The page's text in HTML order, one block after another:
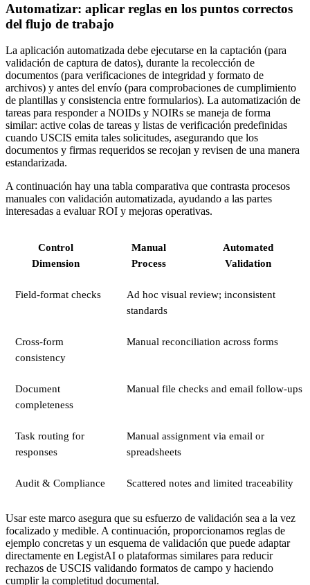
Automatizar: aplicar reglas en los puntos correctos
del flujo de trabajo
La aplicación automatizada debe ejecutarse en la captación (para
validación de captura de datos), durante la recolección de
documentos (para verificaciones de integridad y formato de
archivos) y antes del envío (para comprobaciones de cumplimiento
de plantillas y consistencia entre formularios). La automatización de
tareas para responder a NOIDs y NOIRs se maneja de forma
similar: active colas de tareas y listas de verificación predefinidas
cuando USCIS emita tales solicitudes, asegurando que los
documentos y firmas requeridos se recojan y revisen de una manera
estandarizada.
A continuación hay una tabla comparativa que contrasta procesos
manuales con validación automatizada, ayudando a las partes
interesadas a evaluar ROI y mejoras operativas.
Control
Dimension
Manual
Process
Automated
Validation
Field-format checks
Ad hoc visual review; inconsistent
standards
Cross-form
consistency
Manual reconciliation across forms
Document
completeness
Manual file checks and email follow-ups
Task routing for
responses
Manual assignment via email or
spreadsheets
Audit & Compliance Scattered notes and limited traceability
Usar este marco asegura que su esfuerzo de validación sea a la vez
focalizado y medible. A continuación, proporcionamos reglas de
ejemplo concretas y un esquema de validación que puede adaptar
directamente en LegistAI o plataformas similares para reducir
rechazos de USCIS validando formatos de campo y haciendo
cumplir la completitud documental.